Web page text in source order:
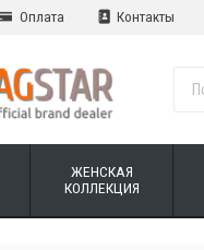
Оплата Контакты
ЖЕНСКАЯ
КОЛЛЕКЦИЯ